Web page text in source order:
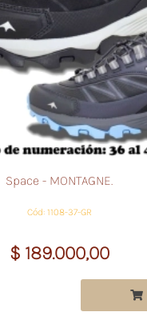
Space - MONTAGNE.
Cód: 1108-37-GR
$ 189.000,00